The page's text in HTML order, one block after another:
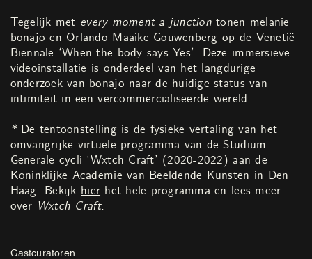
Tegelijk met every moment a junctiontonen melanie
bonajo en Orlando Maaike Gouwenberg op de Venetië
Biënnale ‘When the body says Yes’. Deze immersieve
videoinstallatie is onderdeel van het langdurige
onderzoek van bonajo naar de huidige status van
intimiteit in een vercommercialiseerde wereld.
* De tentoonstelling is de fysieke vertaling van het
omvangrijke virtuele programma van de Studium
Generale cycli ‘Wxtch Craft’ (2020-2022) aan de
Koninklijke Academie van Beeldende Kunsten in Den
Haag. Bekijk hier het hele programma en lees meer
over Wxtch Craft.
Gastcuratoren